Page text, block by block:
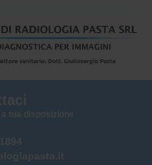
tua disposizione